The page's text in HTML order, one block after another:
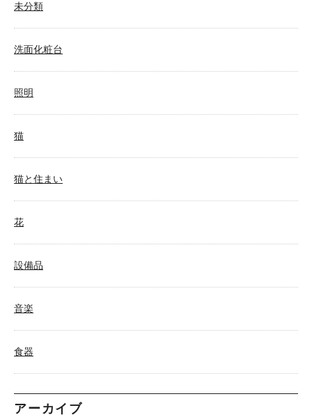
未分類
洗面化粧台
照明
猫
猫と住まい
花
設備品
音楽
食器
アーカイブ